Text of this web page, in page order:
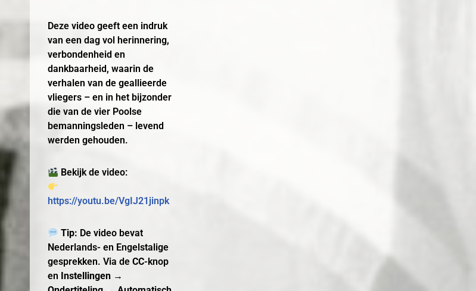
Deze video geeft een indruk
van een dag vol herinnering,
verbondenheid en
dankbaarheid, waarin de
verhalen van de geallieerde
vliegers – en in het bijzonder
die van de vier Poolse
bemanningsleden – levend
werden gehouden.
Bekijk de video:
https://youtu.be/VgIJ21jinpk
Tip: De video bevat
Nederlands- en Engelstalige
gesprekken. Via de CC-knop
en Instellingen →